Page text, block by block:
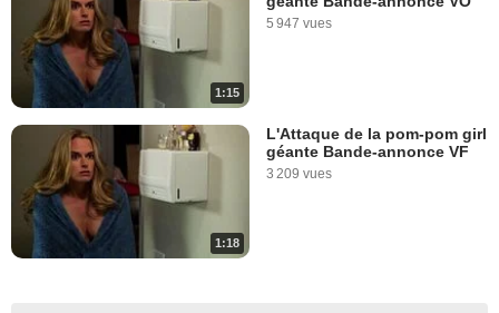
1:15
5 947 vues
1:18
L'Attaque de la pom-pom girl
géante Bande-annonce VF
3 209 vues